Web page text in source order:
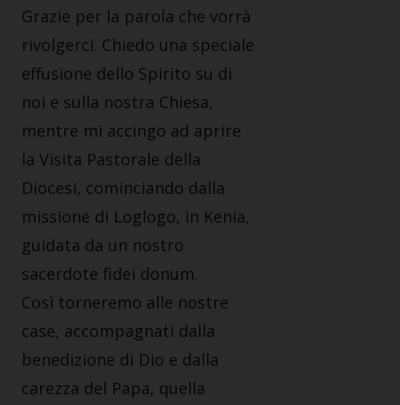
Grazie per la parola che vorrà
rivolgerci. Chiedo una speciale
effusione dello Spirito su di
noi e sulla nostra Chiesa,
mentre mi accingo ad aprire
la Visita Pastorale della
Diocesi, cominciando dalla
missione di Loglogo, in Kenia,
guidata da un nostro
sacerdote fidei donum.
Così torneremo alle nostre
case, accompagnati dalla
benedizione di Dio e dalla
carezza del Papa, quella